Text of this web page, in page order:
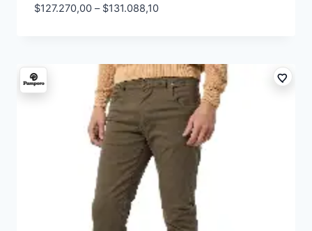
$127.270,00 – $131.088,10